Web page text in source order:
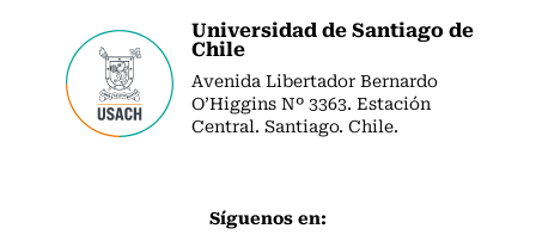
Universidad de Santiago de
Chile
Avenida Libertador Bernardo
O’Higgins Nº 3363. Estación
Central. Santiago. Chile.
Síguenos en: